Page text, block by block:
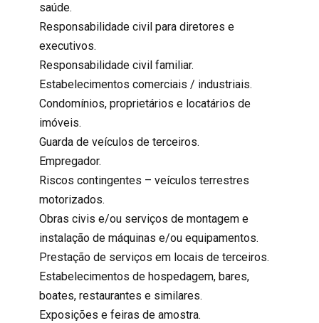
saúde.
Responsabilidade civil para diretores e
executivos.
Responsabilidade civil familiar.
Estabelecimentos comerciais / industriais.
Condomínios, proprietários e locatários de
imóveis.
Guarda de veículos de terceiros.
Empregador.
Riscos contingentes – veículos terrestres
motorizados.
Obras civis e/ou serviços de montagem e
instalação de máquinas e/ou equipamentos.
Prestação de serviços em locais de terceiros.
Estabelecimentos de hospedagem, bares,
boates, restaurantes e similares.
Exposições e feiras de amostra.